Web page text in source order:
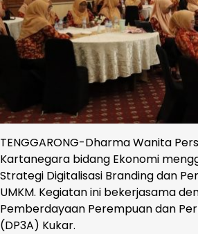
TENGGARONG-Dharma Wanita
Kartanegara bidang Ekonomi
Strategi Digitalisasi Branding dan
UMKM. Kegiatan ini bekerjasama
Pemberdayaan Perempuan dan
(DP3A) Kukar.